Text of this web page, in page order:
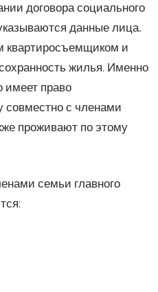
договора социального
данные лица,
квартиросъемщиком и
жилья. Именно
имеет право
совместно с членами
проживают по этому
семьи главного